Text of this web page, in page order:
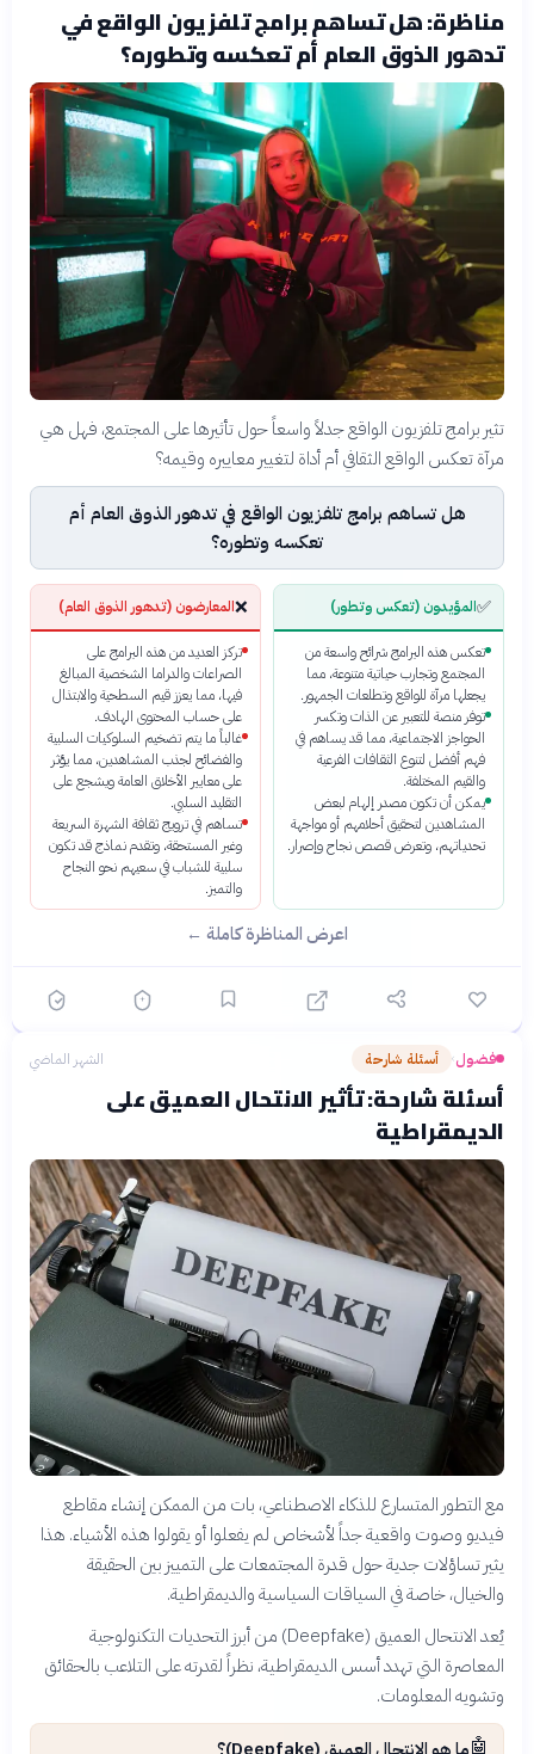
مناظرة: هل تساهم برامج تلفزيون الواقع في
تدهور الذوق العام أم تعكسه وتطوره؟
تثير برامج تلفزيون الواقع جدلاً واسعاً حول تأثيرها على المجتمع، فهل هي
مرآة تعكس الواقع الثقافي أم أداة لتغيير معاييره وقيمه؟
هل تساهم برامج تلفزيون الواقع في تدهور الذوق العام أم
تعكسه وتطوره؟
✅المؤيدون (تعكس وتطور)
تعكس هذه البرامج شرائح واسعة من
المجتمع وتجارب حياتية متنوعة، مما
يجعلها مرآة للواقع وتطلعات الجمهور.
توفر منصة للتعبير عن الذات وتكسر
الحواجز الاجتماعية، مما قد يساهم في
فهم أفضل لتنوع الثقافات الفرعية
والقيم المختلفة.
يمكن أن تكون مصدر إلهام لبعض
المشاهدين لتحقيق أحلامهم أو مواجهة
تحدياتهم، وتعرض قصص نجاح وإصرار.
❌المعارضون (تدهور الذوق العام)
تركز العديد من هذه البرامج على
الصراعات والدراما الشخصية المبالغ
فيها، مما يعزز قيم السطحية والابتذال
على حساب المحتوى الهادف.
غالباً ما يتم تضخيم السلوكيات السلبية
والفضائح لجذب المشاهدين، مما يؤثر
على معايير الأخلاق العامة ويشجع على
التقليد السلبي.
تساهم في ترويج ثقافة الشهرة السريعة
وغير المستحقة، وتقدم نماذج قد تكون
سلبية للشباب في سعيهم نحو النجاح
والتميز.
اعرض المناظرة كاملة ←
فضول› أسئلة شارحة الشهر الماضي
أسئلة شارحة: تأثير الانتحال العميق على
الديمقراطية
مع التطور المتسارع للذكاء الاصطناعي، بات من الممكن إنشاء مقاطع
فيديو وصوت واقعية جداً لأشخاص لم يفعلوا أو يقولوا هذه الأشياء. هذا
يثير تساؤلات جدية حول قدرة المجتمعات على التمييز بين الحقيقة
والخيال، خاصة في السياقات السياسية والديمقراطية.
يُعد الانتحال العميق (Deepfake) من أبرز التحديات التكنولوجية
المعاصرة التي تهدد أسس الديمقراطية، نظراً لقدرته على التلاعب بالحقائق
وتشويه المعلومات.
🤖